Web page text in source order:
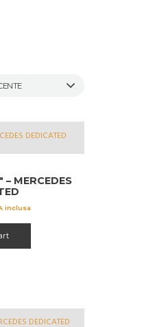
– MERCEDES
inclusa